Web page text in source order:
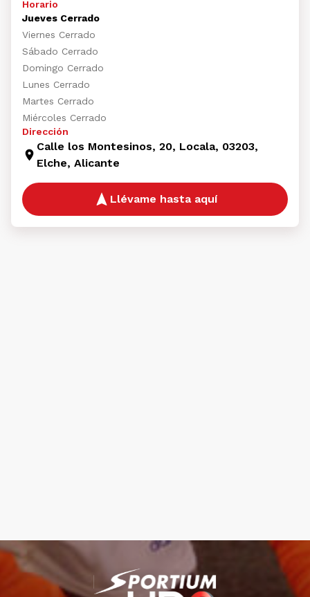
Horario
Jueves Cerrado
Viernes Cerrado
Sábado Cerrado
Domingo Cerrado
Lunes Cerrado
Martes Cerrado
Miércoles Cerrado
Dirección
Calle los Montesinos, 20, Locala, 03203,
Elche, Alicante
Llévame hasta aquí